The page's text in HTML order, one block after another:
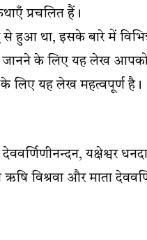
प्रचलित हैं।
से हुआ था, इसके बारे में
के लिए यह लेख आपको
के लिए यह लेख महत्वपूर्ण है।
देववर्णिणीनन्दन, यक्षेश्वर
विश्रवा और माता